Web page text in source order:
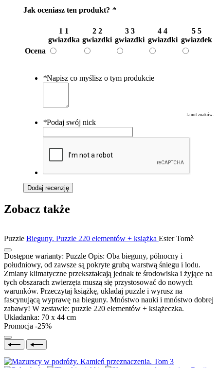
Jak oceniasz ten produkt? *
1 1
gwiazdka
2 2
gwiazdki
3 3
gwiazdki
4 4
gwiazdki
5 5
gwiazdek
Ocena
*Napisz co myślisz o tym produkcie
Limit znaków:
*Podaj swój nick
Dodaj recenzję
Zobacz także
Puzzle Bieguny. Puzzle 220 elementów + książka Ester Tomè
Dostępne warianty: Puzzle Opis: Oba bieguny, północny i
południowy, od zawsze są pokryte grubą warstwą śniegu i lodu.
Zmiany klimatyczne przekształcają jednak te środowiska i żyjące na
tych obszarach zwierzęta muszą się przystosować do nowych
warunków. Przeczytaj książkę, układaj puzzle i wyrusz na
fascynującą wyprawę na bieguny. Mnóstwo nauki i mnóstwo dobrej
zabawy! W zestawie: puzzle 220 elementów + książeczka.
Układanka: 70 x 44 cm
Promocja -25%